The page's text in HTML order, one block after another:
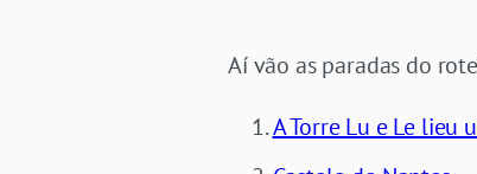
Aí vão as paradas do
A Torre Lu e Le lieu